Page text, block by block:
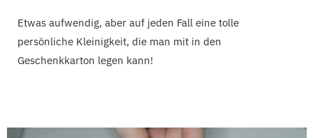
Etwas aufwendig, aber auf jeden Fall eine tolle
persönliche Kleinigkeit, die man mit in den
Geschenkkarton legen kann!